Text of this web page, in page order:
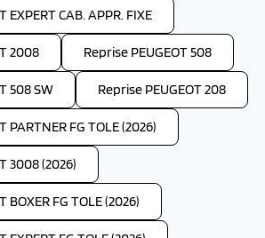
EXPERT CAB. APPR. FIXE
2008 Reprise PEUGEOT 508
508 SW Reprise PEUGEOT 208
PARTNER FG TOLE (2026)
3008 (2026)
BOXER FG TOLE (2026)